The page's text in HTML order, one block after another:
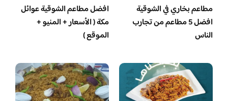
مطاعم بخاري في الشوقية
افضل 5 مطاعم من تجارب
الناس
افضل مطاعم الشوقية عوائل
مكة ( الأسعار + المنيو +
الموقع )